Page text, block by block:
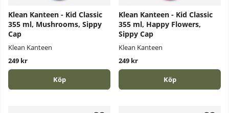
Klean Kanteen - Kid Classic
355 ml, Mushrooms, Sippy
Cap
Klean Kanteen
249 kr
Köp
Klean Kanteen - Kid Classic
355 ml, Happy Flowers,
Sippy Cap
Klean Kanteen
249 kr
Köp